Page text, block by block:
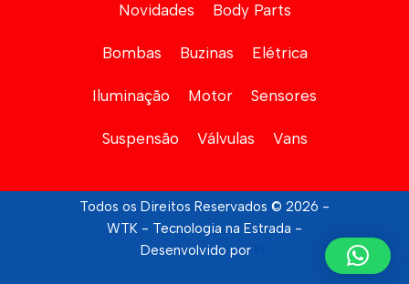
Novidades Body Parts
Bombas Buzinas Elétrica
Iluminação Motor Sensores
Suspensão Válvulas Vans
Todos os Direitos Reservados © 2026 -
WTK - Tecnologia na Estrada -
Desenvolvido por